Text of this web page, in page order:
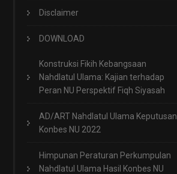
Disclaimer
DOWNLOAD
Konstruksi Fikih Kebangsaan
Nahdlatul Ulama: Kajian terhadap
Peran NU Perspektif Fiqh Siyasah
AD/ART Nahdlatul Ulama Keputusan
Konbes NU 2022
Himpunan Peraturan Perkumpulan
Nahdlatul Ulama Hasil Konbes NU